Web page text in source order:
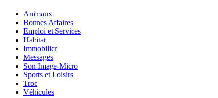
Animaux
Bonnes Affaires
Emploi et Services
Habitat
Immobilier
Messages
Son-Image-Micro
Sports et Loisirs
Troc
Véhicules